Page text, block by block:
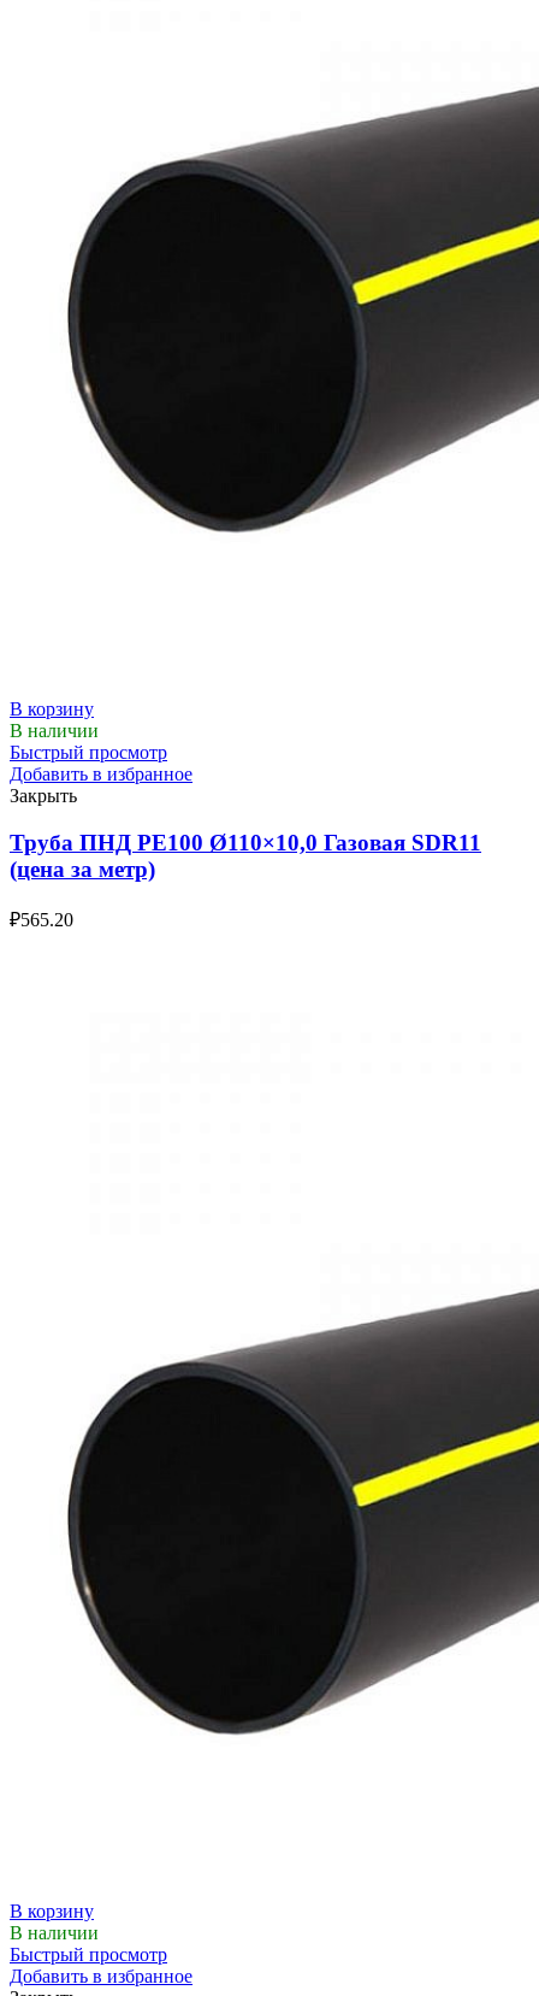
В корзину
В наличии
Быстрый просмотр
Добавить в избранное
Закрыть
Труба ПНД РЕ100 Ø110×10,0 Газовая SDR11
(цена за метр)
₽565.20
В корзину
В наличии
Быстрый просмотр
Добавить в избранное